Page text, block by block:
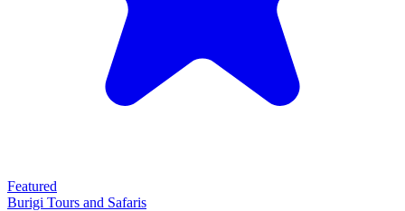
Featured
Burigi Tours and Safaris